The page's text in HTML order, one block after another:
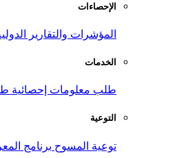
الإحصاءات
المؤشرات والتقارير
الخدمات
طلب معلومات إحصائية
التوعية
توعية المسوح برنامج